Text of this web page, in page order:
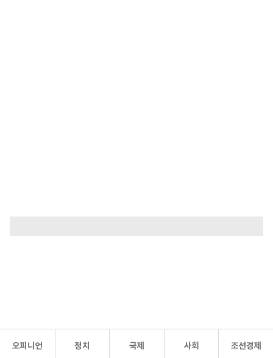
오피니언 정치 국제 사회 조선경제